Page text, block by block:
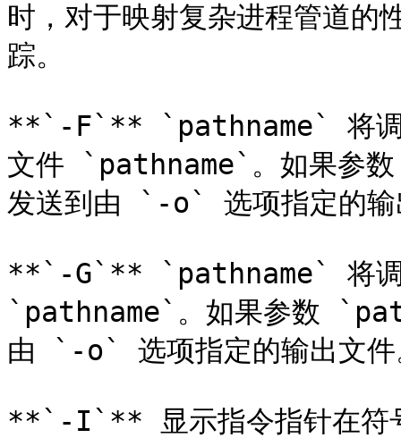
时，对于映射复杂进程管道的
踪。
**`-F`** `pathname` 将调
文件 `pathname`。如果参
发送到由 `-o` 选项指定的输
**`-G`** `pathname` 将调
`pathname`。如果参数
由 `-o` 选项指定的输出文件
**`-I`** 显示指令指针在符